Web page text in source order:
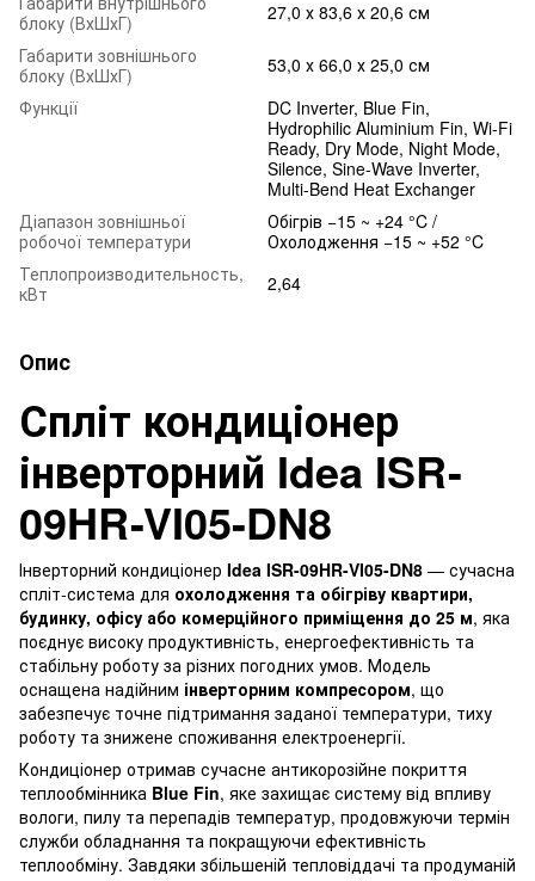
блоку (ВхШхГ)
27,0 х 83,6 х 20,6 см
Габарити зовнішнього
блоку (ВхШхГ)
53,0 х 66,0 х 25,0 см
Функції
DC Inverter, Blue Fin,
Hydrophilic Aluminium Fin, Wi-Fi
Ready, Dry Mode, Night Mode,
Silence, Sine-Wave Inverter,
Multi-Bend Heat Exchanger
Діапазон зовнішньої
робочої температури
Обігрів −15 ~ +24 °C /
Охолодження −15 ~ +52 °C
Теплопроизводительность,
кВт
2,64
Опис
Спліт кондиціонер
інверторний Idea ISR-
09HR-VI05-DN8
Інверторний кондиціонер Idea ISR-09HR-VI05-DN8 — сучасна
спліт-система для охолодження та обігріву квартири,
будинку, офісу або комерційного приміщення до 25 м, яка
поєднує високу продуктивність, енергоефективність та
стабільну роботу за різних погодних умов. Модель
оснащена надійним інверторним компресором, що
забезпечує точне підтримання заданої температури, тиху
роботу та знижене споживання електроенергії.
Кондиціонер отримав сучасне антикорозійне покриття
теплообмінника Blue Fin, яке захищає систему від впливу
вологи, пилу та перепадів температур, продовжуючи термін
служби обладнання та покращуючи ефективність
теплообміну. Завдяки збільшеній тепловіддачі та продуманій